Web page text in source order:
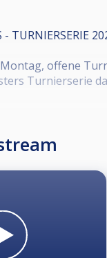
- TURNIERSERIE
offene
Turnierserie
kostenlosen
Elimination,